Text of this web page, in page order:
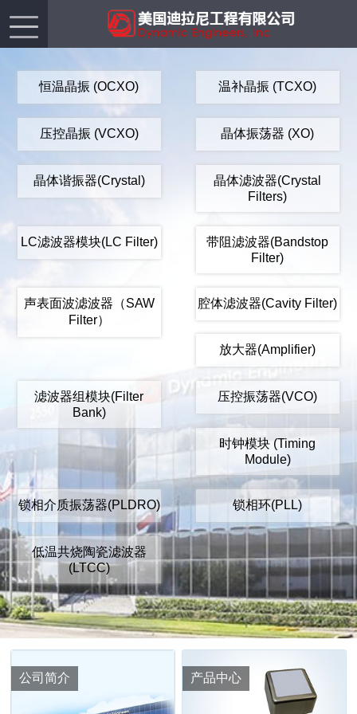
恒温晶振 (OCXO) 温补晶振 (TCXO)
压控晶振 (VCXO) 晶体振荡器 (XO)
晶体谐振器(Crystal)
晶体滤波器(Crystal
Filters)
LC滤波器模块(LC Filter)
带阻滤波器(Bandstop
Filter)
声表面波滤波器（SAW
Filter）
腔体滤波器(Cavity Filter)
放大器(Amplifier)
滤波器组模块(Filter
Bank)
压控振荡器(VCO)
时钟模块 (Timing
Module)
锁相介质振荡器(PLDRO) 锁相环(PLL)
低温共烧陶瓷滤波器
(LTCC)
公司简介 产品中心